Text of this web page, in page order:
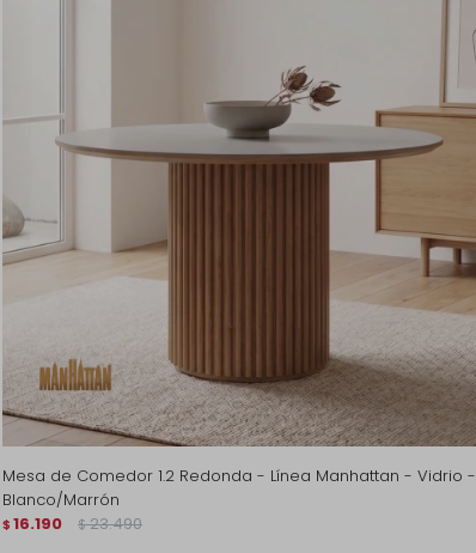
Mesa de Comedor 1.2 Redonda - Línea Manhattan - Vidrio -
Blanco/Marrón
$ 16.190 $ 23.490